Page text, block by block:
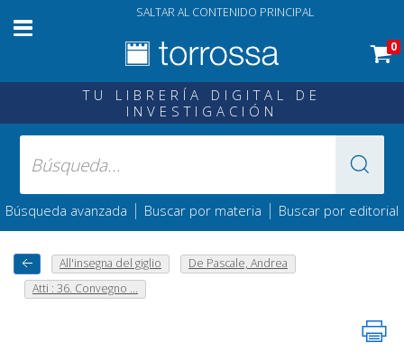
SALTAR AL CONTENIDO PRINCIPAL
0
TU LIBRERÍA DIGITAL DE
INVESTIGACIÓN
Búsqueda avanzada | Buscar por materia | Buscar por editorial
All'insegna del giglio
De Pascale, Andrea
Atti : 36. Convegno ...